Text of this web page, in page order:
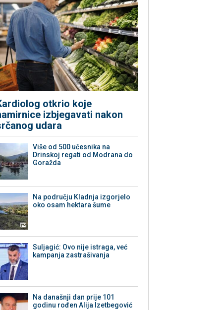
otkrio koje
izbjegavati nakon
udara
Više od 500 učesnika na
Drinskoj regati od Modrana do
Goražda
Na području Kladnja izgorjelo
oko osam hektara šume
Suljagić: Ovo nije istraga, već
kampanja zastrašivanja
Na današnji dan prije 101
godinu rođen Alija Izetbegović